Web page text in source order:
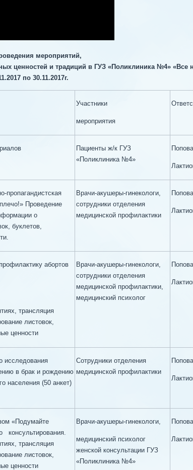
мероприятий,
ценностей и традиций в ГУЗ «Поликлиника №4» «Все
по 30.11.2017г.
Участники
мероприятия
Пациенты ж/к ГУЗ
«Поликлиника №4»
пропагандистская
Проведение
о
буклетов,
Врачи-акушеры-гинекологи,
сотрудники отделения
медицинской профилактики
абортов
трансляция
листовок,
ценности
Врачи-акушеры-гинекологи,
сотрудники отделения
медицинской профилактики,
медицинский психолог
исследования
в брак и рождению
населения (50 анкет)
Сотрудники отделения
медицинской профилактики
«Подумайте
консультирования.
трансляция
листовок,
ценности
Врачи-акушеры-гинекологи,
медицинский психолог
женской консультации ГУЗ
«Поликлиника №4»